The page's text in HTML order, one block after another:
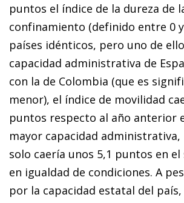
puntos el índice de la dureza de
confinamiento (definido entre 0 y
países idénticos, pero uno de
capacidad administrativa de
con la de Colombia (que es
menor), el índice de movilidad
puntos respecto al año anterior
mayor capacidad
solo caería unos 5,1 puntos en
en igualdad de condiciones. A
por la capacidad estatal del país,